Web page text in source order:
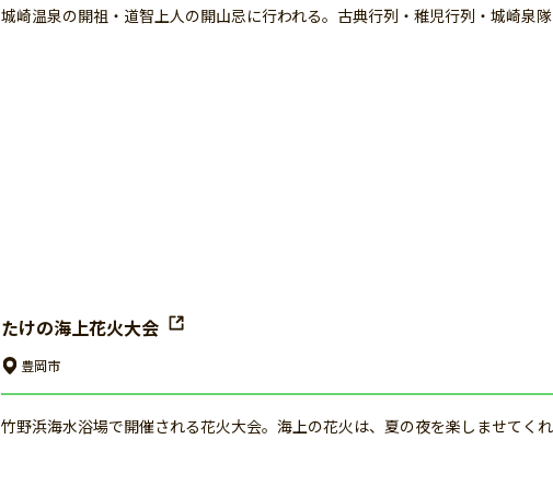
城崎温泉の開祖・道智上人の開山忌に行われる。古典行列・稚児行列・城崎泉
たけの海上花火大会
豊岡市
竹野浜海水浴場で開催される花火大会。海上の花火は、夏の夜を楽しませてくれ